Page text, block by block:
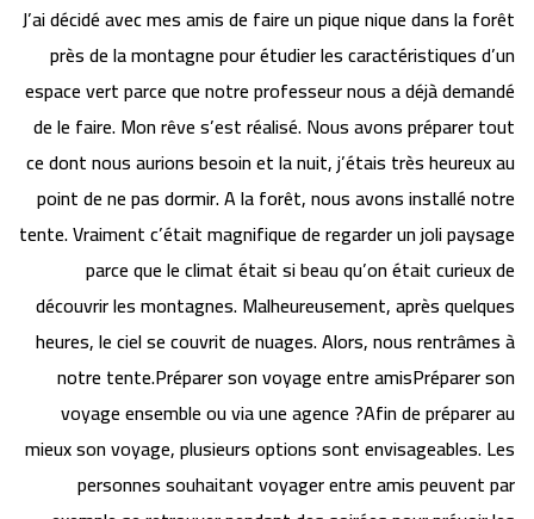
J’ai décidé avec mes amis de faire un pique nique dans la forêt
près de la montagne pour étudier les caractéristiques d’un
espace vert parce que notre professeur nous a déjà demandé
de le faire. Mon rêve s’est réalisé. Nous avons préparer tout
ce dont nous aurions besoin et la nuit, j’étais très heureux au
point de ne pas dormir. A la forêt, nous avons installé notre
tente. Vraiment c’était magnifique de regarder un joli paysage
parce que le climat était si beau qu’on était curieux de
découvrir les montagnes. Malheureusement, après quelques
heures, le ciel se couvrit de nuages. Alors, nous rentrâmes à
notre tente.Préparer son voyage entre amisPréparer son
voyage ensemble ou via une agence ?Afin de préparer au
mieux son voyage, plusieurs options sont envisageables. Les
personnes souhaitant voyager entre amis peuvent par